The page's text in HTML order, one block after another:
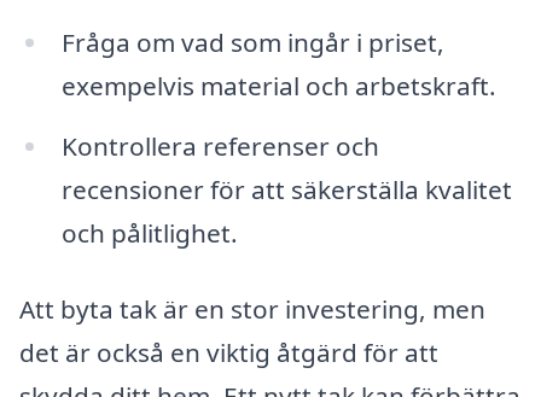
Fråga om vad som ingår i priset,
exempelvis material och arbetskraft.
Kontrollera referenser och
recensioner för att säkerställa kvalitet
och pålitlighet.
Att byta tak är en stor investering, men
det är också en viktig åtgärd för att